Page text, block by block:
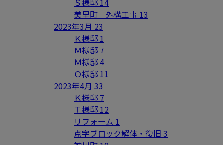
Ｓ様邸 14
美里町 外構工事 13
2023年3月 23
Ｋ様邸 1
Ｍ様邸 7
Ｍ様邸4
Ｏ様邸 11
2023年4月 33
Ｋ様邸 7
Ｔ様邸 12
リフォーム 1
点字ブロック解体・復旧 3